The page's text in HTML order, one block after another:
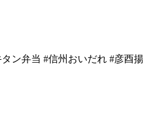
ン弁当 #信州おいだれ #彦酉